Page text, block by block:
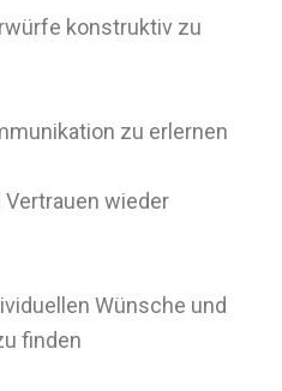
konstruktiv zu
zu erlernen
wieder
Wünsche und
finden